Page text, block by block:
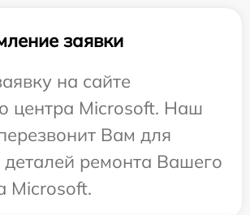
заявки
на сайте
центра Microsoft. Наш
Вам для
деталей ремонта Вашего
Microsoft.